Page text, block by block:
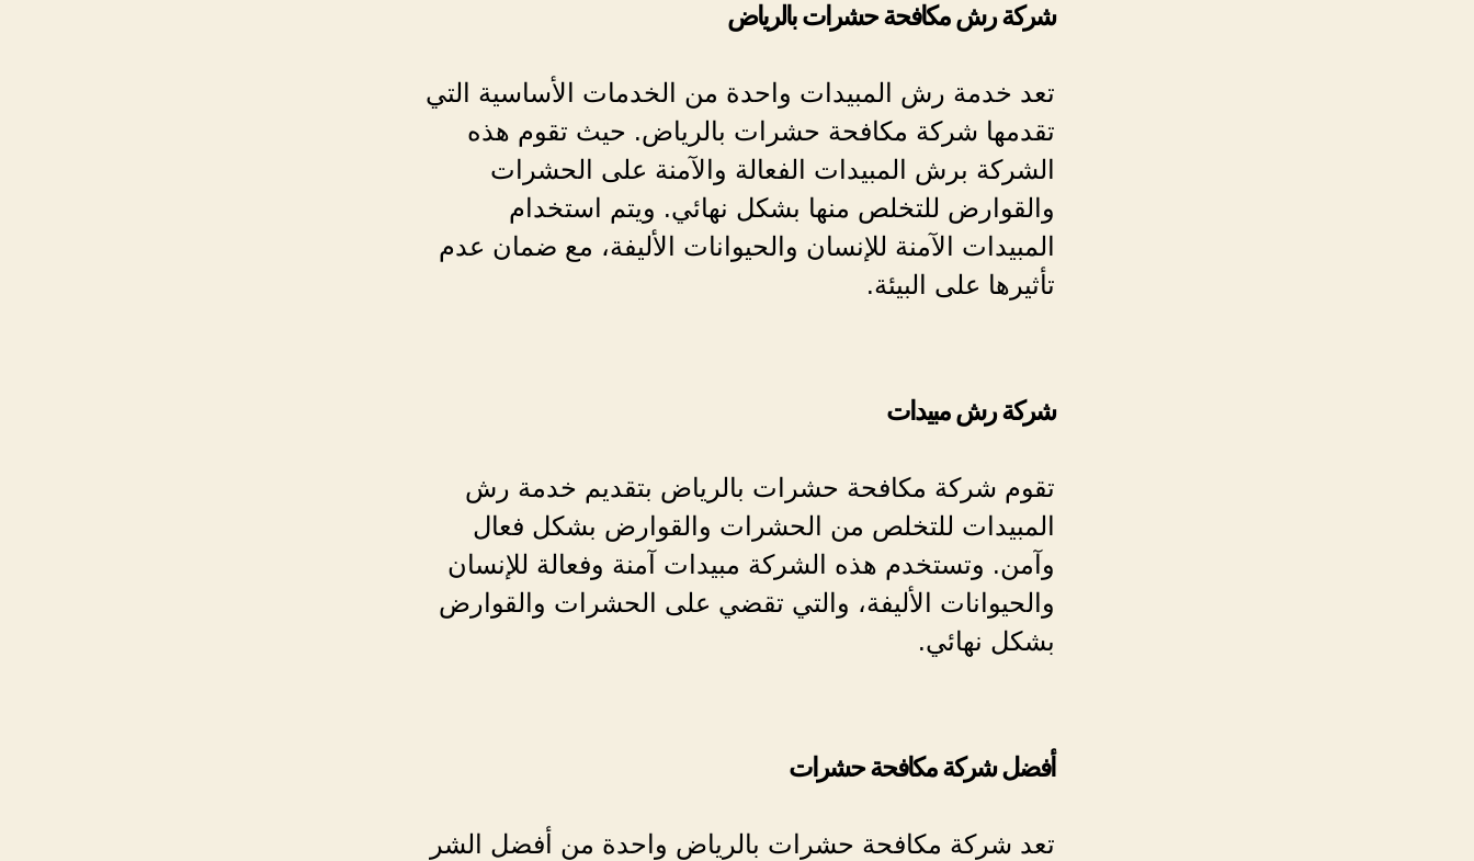
شركة رش مكافحة حشرات بالرياض
تعد خدمة رش المبيدات واحدة من الخدمات الأساسية التي
تقدمها شركة مكافحة حشرات بالرياض. حيث تقوم هذه
الشركة برش المبيدات الفعالة والآمنة على الحشرات
والقوارض للتخلص منها بشكل نهائي. ويتم استخدام
المبيدات الآمنة للإنسان والحيوانات الأليفة، مع ضمان عدم
تأثيرها على البيئة.
شركة رش مبيدات
تقوم شركة مكافحة حشرات بالرياض بتقديم خدمة رش
المبيدات للتخلص من الحشرات والقوارض بشكل فعال
وآمن. وتستخدم هذه الشركة مبيدات آمنة وفعالة للإنسان
والحيوانات الأليفة، والتي تقضي على الحشرات والقوارض
بشكل نهائي.
أفضل شركة مكافحة حشرات
تعد شركة مكافحة حشرات بالرياض واحدة من أفضل الشر